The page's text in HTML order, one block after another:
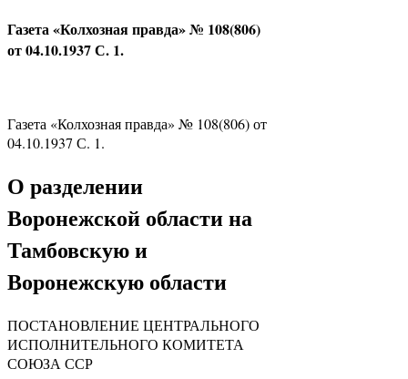
Газета «Колхозная правда» № 108(806)
от 04.10.1937 С. 1.
Газета «Колхозная правда» № 108(806) от
04.10.1937 С. 1.
О разделении
Воронежской области на
Тамбовскую и
Воронежскую области
ПОСТАНОВЛЕНИЕ ЦЕНТРАЛЬНОГО
ИСПОЛНИТЕЛЬНОГО КОМИТЕТА
СОЮЗА ССР